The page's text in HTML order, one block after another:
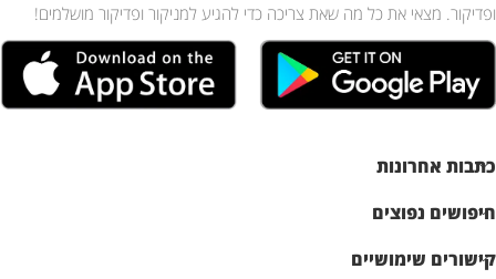
ופדיקור. מצאי את כל מה שאת צריכה כדי להגיע למניקור ופדיקור מושלמים!
כתבות אחרונות
חיפושים נפוצים
קישורים שימושיים